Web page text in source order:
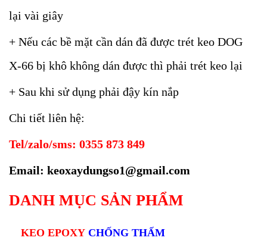
lại vài giây
+ Nếu các bề mặt cần dán đã được trét keo DOG
X-66 bị khô không dán được thì phải trét keo lại
+ Sau khi sử dụng phải đậy kín nắp
Chi tiết liên hệ:
Tel/zalo/sms: 0355 873 849
Email: keoxaydungso1@gmail.com
DANH MỤC SẢN PHẨM
KEO EPOXY CHỐNG THẤM